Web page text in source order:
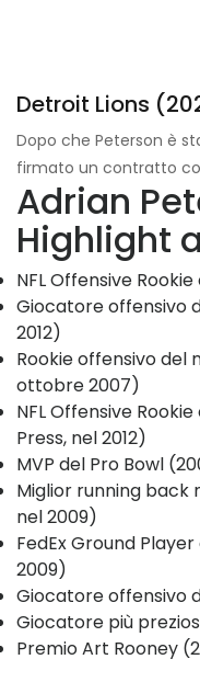
Detroit Lions
Dopo che Peterson è
firmato un contratto
Adrian
Highlight
NFL Offensive
Giocatore offensivo
2012)
Rookie offensivo del
ottobre 2007)
NFL Offensive
Press, nel 2012)
MVP del Pro Bowl
Miglior running back
nel 2009)
FedEx Ground
2009)
Giocatore offensivo
Giocatore più
Premio Art Rooney